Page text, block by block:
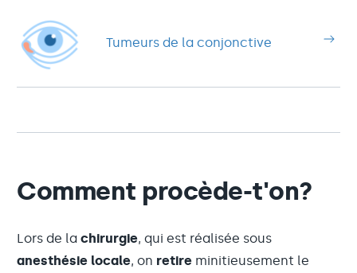
Tumeurs de la conjonctive
Comment procède-t'on?
Lors de la chirurgie, qui est réalisée sous
anesthésie locale, on retire minitieusement le